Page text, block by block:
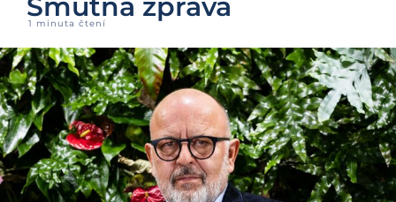
Smutná zpráva
1 minuta čtení